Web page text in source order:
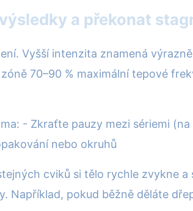
a překonat
Vyšší intenzita znamená
70–90 % maximální tepové
- Zkraťte pauzy mezi sériemi
nebo okruhů
cviků si tělo rychle zvykne
Například, pokud běžně děláte